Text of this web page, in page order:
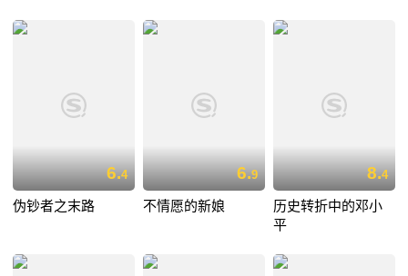
6.4
伪钞者之末路
6.9
不情愿的新娘
8.4
历史转折中的邓小
平